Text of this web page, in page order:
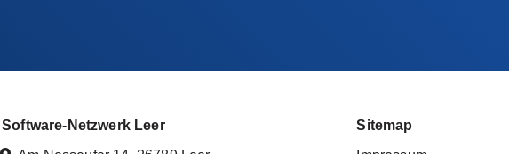
Software-Netzwerk Leer
Sitemap